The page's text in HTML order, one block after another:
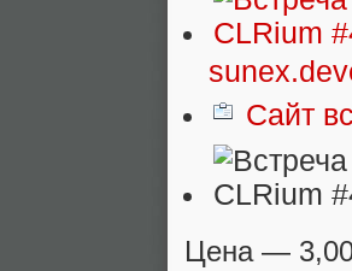
Сайт
Цена —